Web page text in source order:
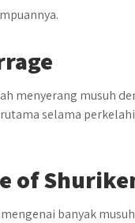
menyerang musuh
selama
of
banyak